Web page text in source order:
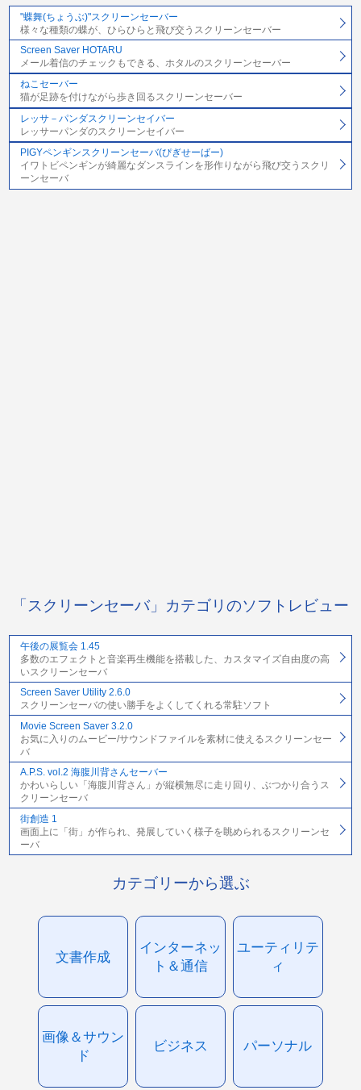
"蝶舞(ちょうぶ)"スクリーンセーバー
様々な種類の蝶が、ひらひらと飛び交うスクリーンセーバー
Screen Saver HOTARU
メール着信のチェックもできる、ホタルのスクリーンセーバー
ねこセーバー
猫が足跡を付けながら歩き回るスクリーンセーバー
レッサ－パンダスクリーンセイバー
レッサーパンダのスクリーンセイバー
PIGYペンギンスクリーンセーバ(ぴぎせーばー)
イワトビペンギンが綺麗なダンスラインを形作りながら飛び交うスクリ
ーンセーバ
「スクリーンセーバ」カテゴリのソフトレビュー
午後の展覧会 1.45
多数のエフェクトと音楽再生機能を搭載した、カスタマイズ自由度の高
いスクリーンセーバ
Screen Saver Utility 2.6.0
スクリーンセーバの使い勝手をよくしてくれる常駐ソフト
Movie Screen Saver 3.2.0
お気に入りのムービー/サウンドファイルを素材に使えるスクリーンセー
バ
A.P.S. vol.2 海腹川背さんセーバー
かわいらしい「海腹川背さん」が縦横無尽に走り回り、ぶつかり合うス
クリーンセーバ
街創造 1
画面上に「街」が作られ、発展していく様子を眺められるスクリーンセ
ーバ
カテゴリーから選ぶ
文書作成
インターネッ
ト＆通信
ユーティリテ
ィ
画像＆サウン
ド
ビジネス パーソナル